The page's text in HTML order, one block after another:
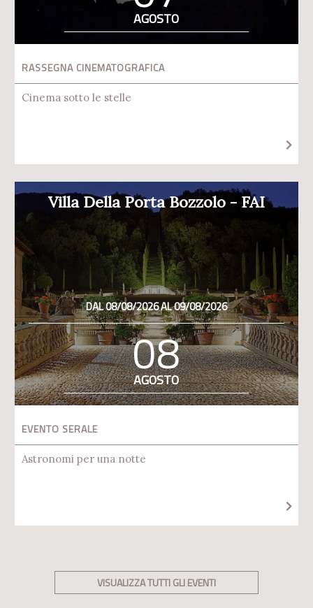
AGOSTO
RASSEGNA CINEMATOGRAFICA
Cinema sotto le stelle
Villa Della Porta Bozzolo - FAI
DAL 08/08/2026 AL 09/08/2026
08
AGOSTO
EVENTO SERALE
Astronomi per una notte
VISUALIZZA TUTTI GLI EVENTI